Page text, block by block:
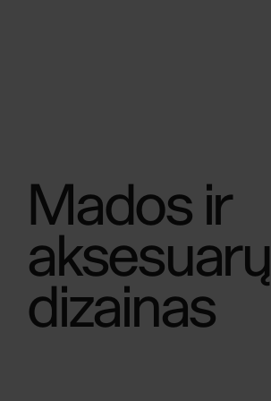
Mados ir
aksesuarų
dizainas